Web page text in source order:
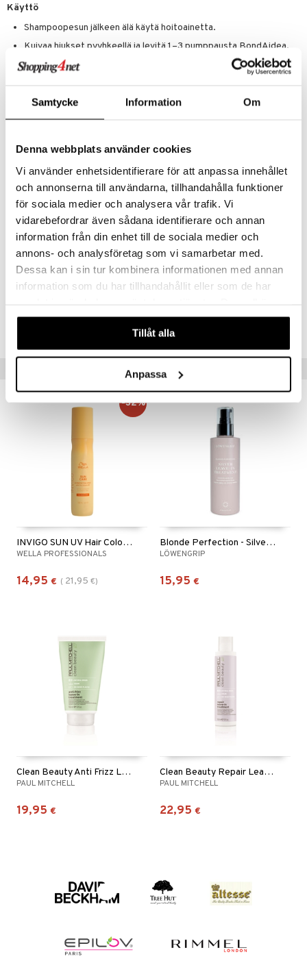
Samtycke Information Om
Denna webbplats använder cookies
Vi använder enhetsidentifierare för att anpassa innehållet
och annonserna till användarna, tillhandahålla funktioner
för sociala medier och analysera vår trafik. Vi
vidarebefordrar även sådana identifierare och annan
information från din enhet till de sociala medier och
annons- och analysföretag som vi samarbetar med.
Dessa kan i sin tur kombinera informationen med annan
information som du har tillhandahållit eller som de har
våra cookies vid fortsatt användande av vår webbplats.
Tillåt alla
Anpassa
Käyttö
Shampoopesun jälkeen älä käytä hoitoainetta.
Kuivaa hiukset pyyhkeellä ja levitä 1–3 pumppausta BondAidea,
hiusten pituuden ja paksuuden mukaan.
Kampaa läpi harjalla, älä huuhtele – jatka suoraan muotoiluun ja
Ainesosat
CAPRYLATE/CAPRATE, BIOTIN, NIACIN, HYDROLYZED WHEAT
PROTEIN, HYDROLYZED ADANSONIA DIGITATA (BOABAB) SEED
PROTEIN, ALOE BARBADENSIS (ALOE VERA) LEAF EXTRACT,
ROSMARINUS OFFICINALIS (ROSEMARY) LEAF EXTRACT, URTICA
DIOICA (NETTLE) LEAF EXTRACT, CALENDULA OFFICINALIS
FLOWER EXTRACT, ISOPROPYL ALCOHOL, TOCOPHEROL,
POLYSORBATE 20, DISODIUM EDTA, CITRIC ACID, SODIUM
HYDROXIDE, XANTHAN GUM, POTASSIUM SORBATE,
PHENOXYETHANOL, ETHYLHEXYLGLYCERIN, FRAGRANCE.
Suositut tuotteet
INVIGO SUN UV Hair Color Protection Spray
WELLA PROFESSIONALS
14,95 € ( 21,95 €)
-32%
Blonde Perfection - Silver Leave-In Treatment
LÖWENGRIP
15,95 €
Clean Beauty Anti Frizz Leave In Treatment
PAUL MITCHELL
19,95 €
Clean Beauty Repair Leave In Treatment
PAUL MITCHELL
22,95 €